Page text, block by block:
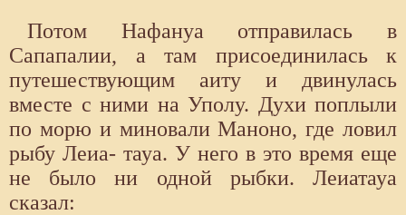
Потом Нафануа отправилась в
Сапапалии, а там присоединилась к
путешествующим аиту и двинулась
вместе с ними на Уполу. Духи поплыли
по морю и миновали Маноно, где ловил
рыбу Леиа- тауа. У него в это время еще
не было ни одной рыбки. Леиатауа
сказал: